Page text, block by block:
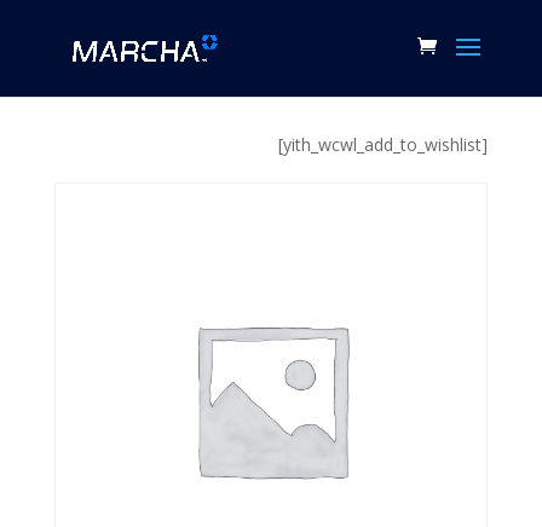
[yith_wcwl_add_to_wishlist]